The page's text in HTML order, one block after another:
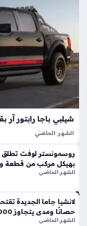
سي
ارة
الك
ة
الأك
اعت
دي
ة
فو
قاً
في
الشهر الماضي
المفرطة التي تكسر
ارتقت بهذه الفئة إلى
روسمونستر لوفت تطلق
بهيكل مركب من قطعة
الشهر الماضي
حصانًا ومدى يتجاوز 1000 كيلومتر
الشهر الماضي